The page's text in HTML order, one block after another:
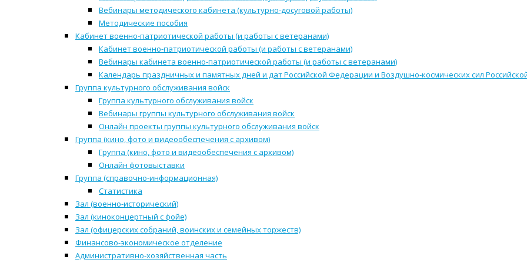
Вебинары методического кабинета (культурно-досуговой работы)
Методические пособия
Кабинет военно-патриотической работы (и работы с ветеранами)
Кабинет военно-патриотической работы (и работы с ветеранами)
Вебинары кабинета военно-патриотической работы (и работы с ветеранами)
Календарь праздничных и памятных дней и дат Российской Федерации и Воздушно-космических сил
Группа культурного обслуживания войск
Группа культурного обслуживания войск
Вебинары группы культурного обслуживания войск
Онлайн проекты группы культурного обслуживания войск
Группа (кино, фото и видеообеспечения с архивом)
Группа (кино, фото и видеообеспечения с архивом)
Онлайн фотовыставки
Группа (справочно-информационная)
Статистика
Зал (военно-исторический)
Зал (киноконцертный с фойе)
Зал (офицерских собраний, воинских и семейных торжеств)
Финансово-экономическое отделение
Административно-хозяйственная часть